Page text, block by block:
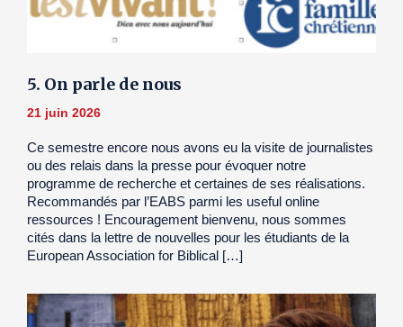
5. On parle de nous
21 juin 2026
Ce semestre encore nous avons eu la visite de journalistes
ou des relais dans la presse pour évoquer notre
programme de recherche et certaines de ses réalisations.
Recommandés par l’EABS parmi les useful online
ressources ! Encouragement bienvenu, nous sommes
cités dans la lettre de nouvelles pour les étudiants de la
European Association for Biblical […]